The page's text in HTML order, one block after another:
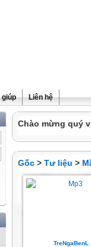
giúp Liên hệ
Chào mừng quý
Gốc > Tư liệu >
TreNgaBenL